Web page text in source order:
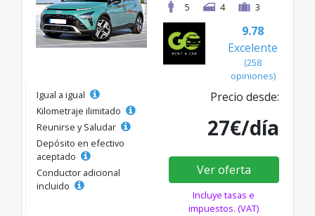
5
4 3
9.78
Excelente
(258
opiniones)
Igual a igual
Kilometraje ilimitado
Reunirse y Saludar
Depósito en efectivo
aceptado
Conductor adicional
incluido
Precio desde:
27€/día
Ver oferta
Incluye tasas e
impuestos. (VAT)